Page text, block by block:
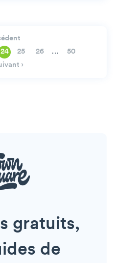
24 25 26 … 50
›
gratuits,
de